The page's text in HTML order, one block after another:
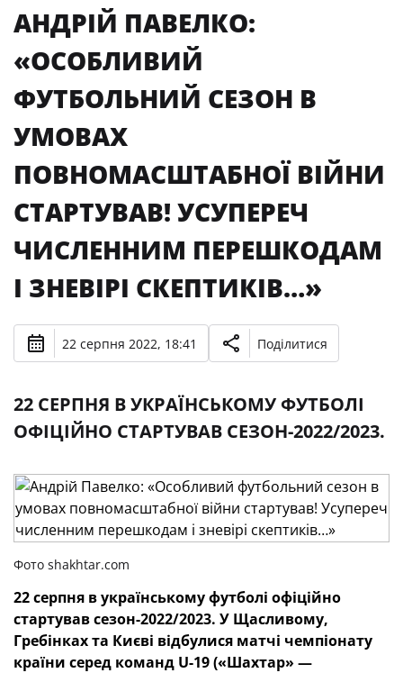
АНДРІЙ ПАВЕЛКО:
«ОСОБЛИВИЙ
ФУТБОЛЬНИЙ СЕЗОН В
УМОВАХ
ПОВНОМАСШТАБНОЇ ВІЙНИ
СТАРТУВАВ! УСУПЕРЕЧ
ЧИСЛЕННИМ ПЕРЕШКОДАМ
І ЗНЕВІРІ СКЕПТИКІВ…»
22 серпня 2022, 18:41 Поділитися
22 СЕРПНЯ В УКРАЇНСЬКОМУ ФУТБОЛІ
ОФІЦІЙНО СТАРТУВАВ СЕЗОН-2022/2023.
Фото shakhtar.com
22 серпня в українському футболі офіційно
стартував сезон-2022/2023. У Щасливому,
Гребінках та Києві відбулися матчі чемпіонату
країни серед команд U-19 («Шахтар» —